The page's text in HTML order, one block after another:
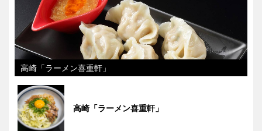
高崎「ラーメン喜重軒」
高崎「ラーメン喜重軒」